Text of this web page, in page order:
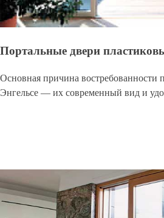
Портальные двери
Основная причина востребованности
Энгельсе — их современный вид и